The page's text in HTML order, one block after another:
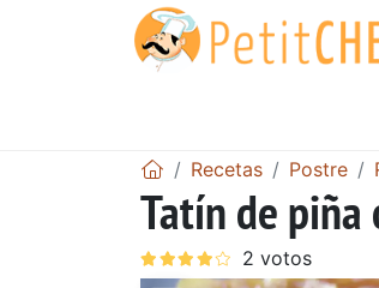
Recetas Postre
Tatín de piña